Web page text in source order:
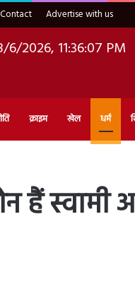
Contact Advertise with us
6/2026, 11:36:08 PM
क्राइम खेल धर्म
हैं स्वामी